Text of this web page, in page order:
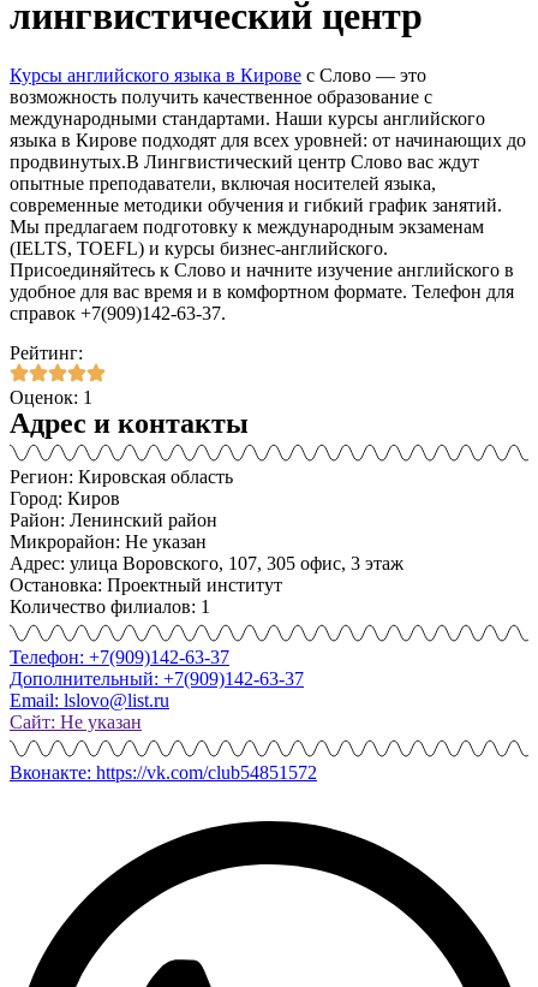
лингвистический центр
Курсы английского языка в Кирове с Слово — это
возможность получить качественное образование с
международными стандартами. Наши курсы английского
языка в Кирове подходят для всех уровней: от начинающих до
продвинутых.В Лингвистический центр Слово вас ждут
опытные преподаватели, включая носителей языка,
современные методики обучения и гибкий график занятий.
Мы предлагаем подготовку к международным экзаменам
(IELTS, TOEFL) и курсы бизнес-английского.
Присоединяйтесь к Слово и начните изучение английского в
удобное для вас время и в комфортном формате. Телефон для
справок +7(909)142-63-37.
Рейтинг:
Оценок: 1
Адрес и контакты
Регион: Кировская область
Город: Киров
Район: Ленинский район
Микрорайон: Не указан
Адрес: улица Воровского, 107, 305 офис, 3 этаж
Остановка: Проектный институт
Количество филиалов: 1
Телефон: +7(909)142-63-37
Дополнительный: +7(909)142-63-37
Email: lslovo@list.ru
Сайт: Не указан
Вконакте: https://vk.com/club54851572